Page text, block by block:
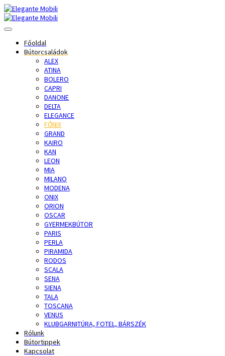
Főoldal
Bútorcsaládok
ALEX
ATINA
BOLERO
CAPRI
DANONE
DELTA
ELEGANCE
FŐNIX
GRAND
KAIRO
KAN
LEON
MIA
MILANO
MODENA
ONIX
ORION
OSCAR
GYERMEKBÚTOR
PARIS
PERLA
PIRAMIDA
RODOS
SCALA
SENA
SIENA
TALA
TOSCANA
VENUS
KLUBGARNITÚRA, FOTEL, BÁRSZÉK
Rólunk
Bútortippek
Kapcsolat